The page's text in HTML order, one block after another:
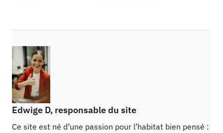
Edwige D, responsable du site
Ce site est né d’une passion pour l’habitat bien pensé :